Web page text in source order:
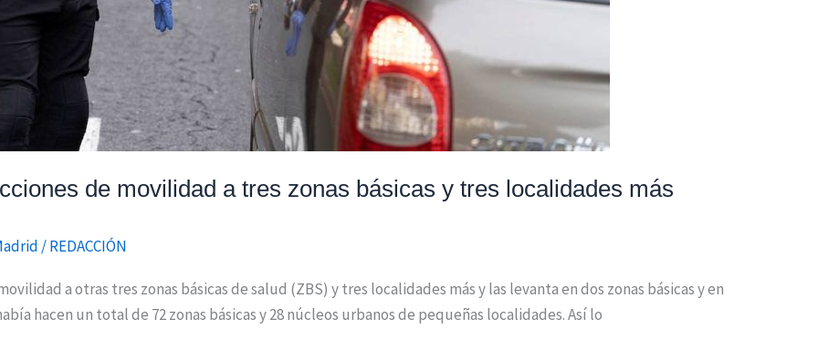
de movilidad a tres zonas básicas y tres localidades más
/REDACCIÓN
a otras tres zonas básicas de salud (ZBS) y tres localidades más y las levanta en dos zonas básicas y en
hacen un total de 72 zonas básicas y 28 núcleos urbanos de pequeñas localidades. Así lo